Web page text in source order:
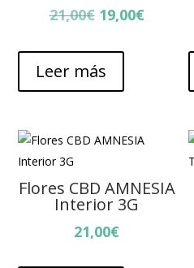
21,00€ El
original
era:
21,00€.
19,00€El
actual
19,00€.
Leer más
Flores CBD AMNESIA
Interior 3G
21,00€